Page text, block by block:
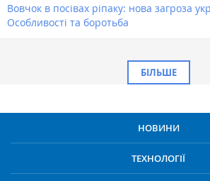
Вовчок в посівах ріпаку: нова загроза
Особливості та боротьба
БІЛЬШЕ
НОВИНИ
ТЕХНОЛОГІЇ